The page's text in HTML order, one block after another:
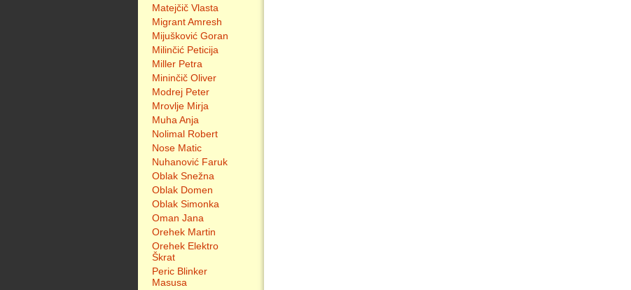
Matejčič Vlasta
Migrant Amresh
Mijušković Goran
Milinčić Peticija
Miller Petra
Mininčič Oliver
Modrej Peter
Mrovlje Mirja
Muha Anja
Nolimal Robert
Nose Matic
Nuhanović Faruk
Oblak Snežna
Oblak Domen
Oblak Simonka
Oman Jana
Orehek Martin
Orehek Elektro
Škrat
Peric Blinker
Masusa